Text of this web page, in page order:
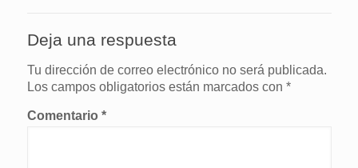
Deja una respuesta
Tu dirección de correo electrónico no será publicada.
Los campos obligatorios están marcados con *
Comentario *